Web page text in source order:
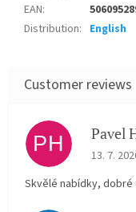
EAN:
Distribution: English
PH Pavel
The
13. 7.
Skvělé nabídky,